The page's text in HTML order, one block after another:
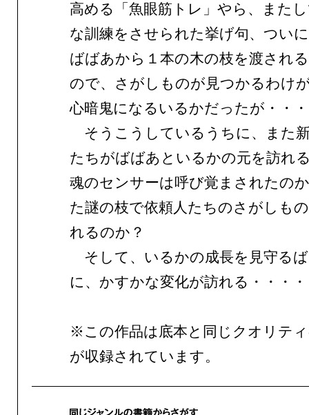
高める「魚眼筋トレ」やら、また
な訓練をさせられた挙げ句、つい
ばばあから１本の木の枝を渡され
ので、さがしものが見つかるわけ
心暗鬼になるいるかだったが・・
そうこうしているうちに、また
たちがばばあといるかの元を訪れ
魂のセンサーは呼び覚まされたの
た謎の枝で依頼人たちのさがしも
れるのか？
そして、いるかの成長を見守る
に、かすかな変化が訪れる・・・
※この作品は底本と同じクオリテ
が収録されています。